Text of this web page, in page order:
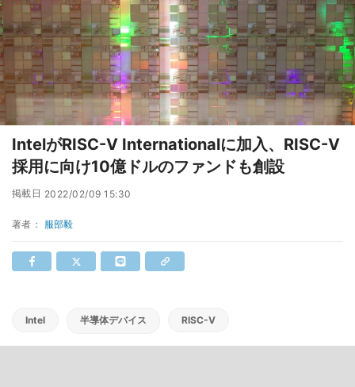
IntelがRISC-V Internationalに加入、RISC-V
採用に向け10億ドルのファンドも創設
掲載日 2022/02/09 15:30
著者： 服部毅
Intel 半導体デバイス RISC-V